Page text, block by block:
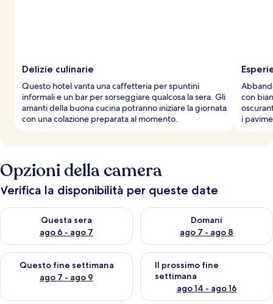
a
t
o
r
Delizie culinarie
Questo hotel vanta una caffetteria per spuntini
informali e un bar per sorseggiare qualcosa la sera. Gli
amanti della buona cucina potranno iniziare la giornata
con una colazione preparata al momento.
con
i
Opzioni della camera
Verifica la disponibilità per queste date
Questa sera
ago 6 - ago 7
Verifica la disponibilità per questa sera, ago 6 - ago 7
Domani
ago 7 - ago 8
Verifica la disponibilità per
Questo fine settimana
ago 7 - ago 9
Verifica la disponibilità per questo fine settimana, ago 7 - ago
Il prossimo fine
settimana
ago 14 - ago 16
Verifica la disponibilità per il